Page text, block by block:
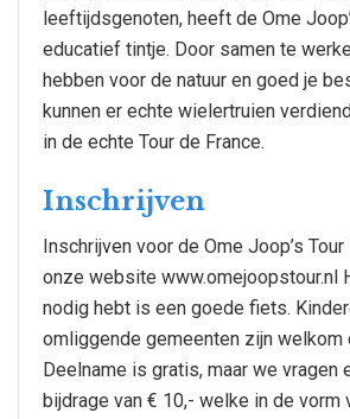
leeftijdsgenoten, heeft de Ome
educatief tintje. Door samen te
hebben voor de natuur en goed je
kunnen er echte wielertruien
in de echte Tour de France.
Inschrijven
Inschrijven voor de Ome Joop’s
onze website www.omejoopstour.nl
nodig hebt is een goede fiets.
omliggende gemeenten zijn welkom
Deelname is gratis, maar we vragen
bijdrage van € 10,- welke in de vorm